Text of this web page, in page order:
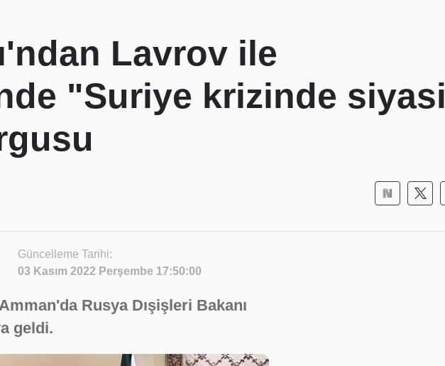
Lavrov ile
"Suriye krizinde siyasi
Güncelleme Tarihi:
03 Kasım 2022 Perşembe 17:50:00
Rusya Dışişleri Bakanı
geldi.